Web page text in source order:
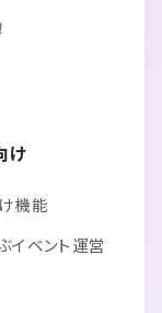
け
機能
イベント運営